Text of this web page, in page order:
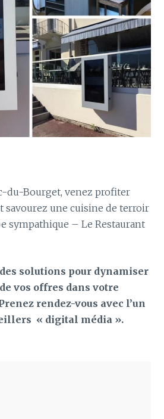
du-Bourget, venez profiter
savourez une cuisine de terroir
sympathique – Le Restaurant
solutions pour dynamiser
vos offres dans votre
rendez-vous avec l’un
« digital média ».